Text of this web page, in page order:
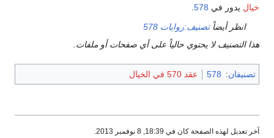
خيال يدور في 578
انظر أيضاًتصنيف:روايات 578
هذا التصنيف لا يحتوي حالياً على أي صفحات أو ملفات.
تصنيفان:
578 عقد 570 في الخيال
آخر تعديل لهذه الصفحة كان في 18:39, 8 نوفمبر 2013.